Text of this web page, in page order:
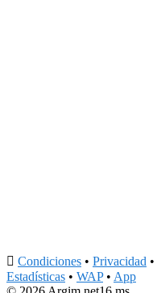
 Condiciones • Privacidad •
Estadísticas • WAP• App